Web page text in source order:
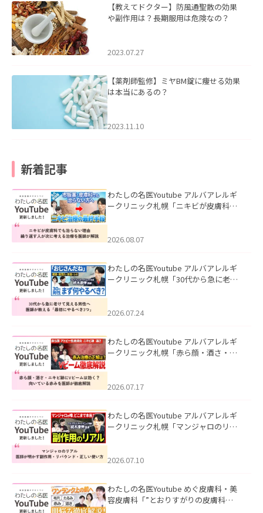
【教えてドクター】防風通聖散の効果
や副作用は？長期服用は危険なの？
2023.07.27
【薬剤師監修】ミヤBM錠に痩せる効果
は本当にあるの？
2023.11.10
新着記事
わたしの名医Youtube アルバアレルギ
ークリニック札幌「ニキビが皮膚科で
ました。
2026.08.07
わたしの名医Youtube アルバアレルギ
ークリニック札幌「30代から急に老け
た。
2026.07.24
わたしの名医Youtube アルバアレルギ
ークリニック札幌「赤ら顔・酒さ・ニ
した。
2026.07.17
わたしの名医Youtube アルバアレルギ
ークリニック札幌「マンジャロのリア
た。
2026.07.10
わたしの名医Youtube めぐ皮膚科・美
容皮膚科「”とおりすがりの皮膚科